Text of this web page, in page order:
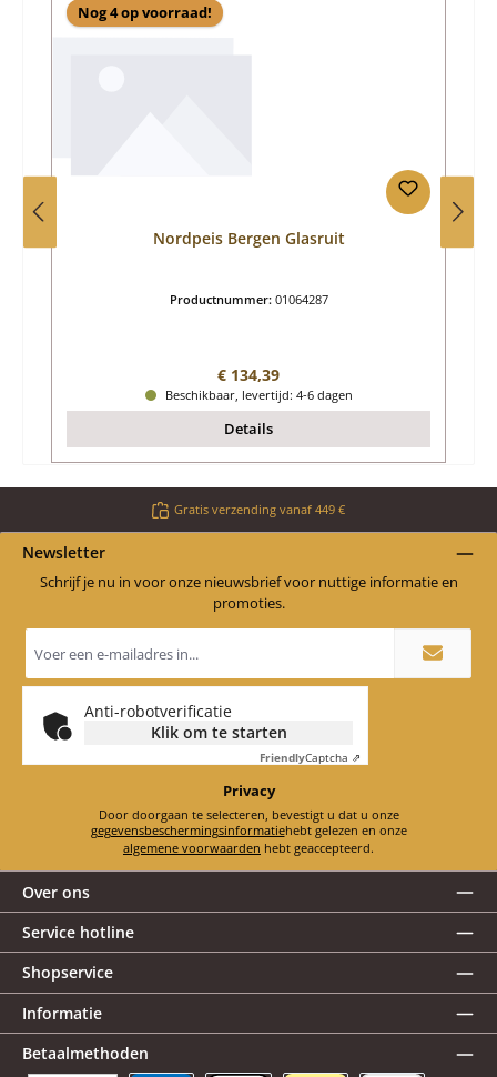
Nog 4 op voorraad!
Nordpeis Bergen Glasruit
Productnummer: 01064287
Normale prijs:
€ 134,39
Beschikbaar, levertijd: 4-6 dagen
Details
Gratis verzending vanaf 449 €
Newsletter
Schrijf je nu in voor onze nieuwsbrief voor nuttige informatie en
promoties.
mailadres
*
Anti-robotverificatie
Klik om te starten
FriendlyCaptcha ⇗
Privacy
Door doorgaan te selecteren, bevestigt u dat u onze
gegevensbeschermingsinformatie
hebt gelezen en onze
algemene voorwaarden hebt geaccepteerd.
Over ons
Service hotline
Shopservice
Informatie
Betaalmethoden